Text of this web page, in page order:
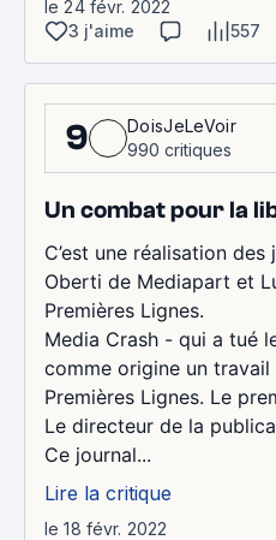
le 24 févr. 2022
3 j'aime
557
9
DoisJeLeVoir
990 critiques
Un combat pour la
C’est une réalisation
Oberti de Mediapart et
Premières Lignes.
Media Crash - qui a tué
comme origine un
Premières Lignes. Le
Le directeur de la
Ce journal...
Lire la critique
le 18 févr. 2022